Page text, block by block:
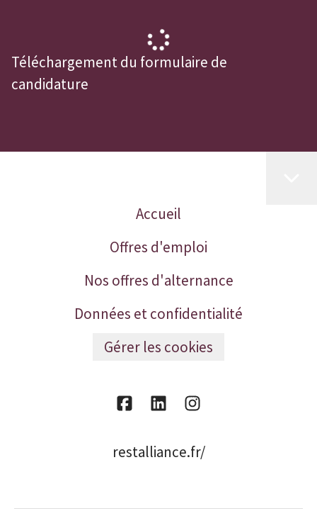
Téléchargement du formulaire de
candidature
Accueil
Offres d'emploi
Nos offres d'alternance
Données et confidentialité
Gérer les cookies
restalliance.fr/